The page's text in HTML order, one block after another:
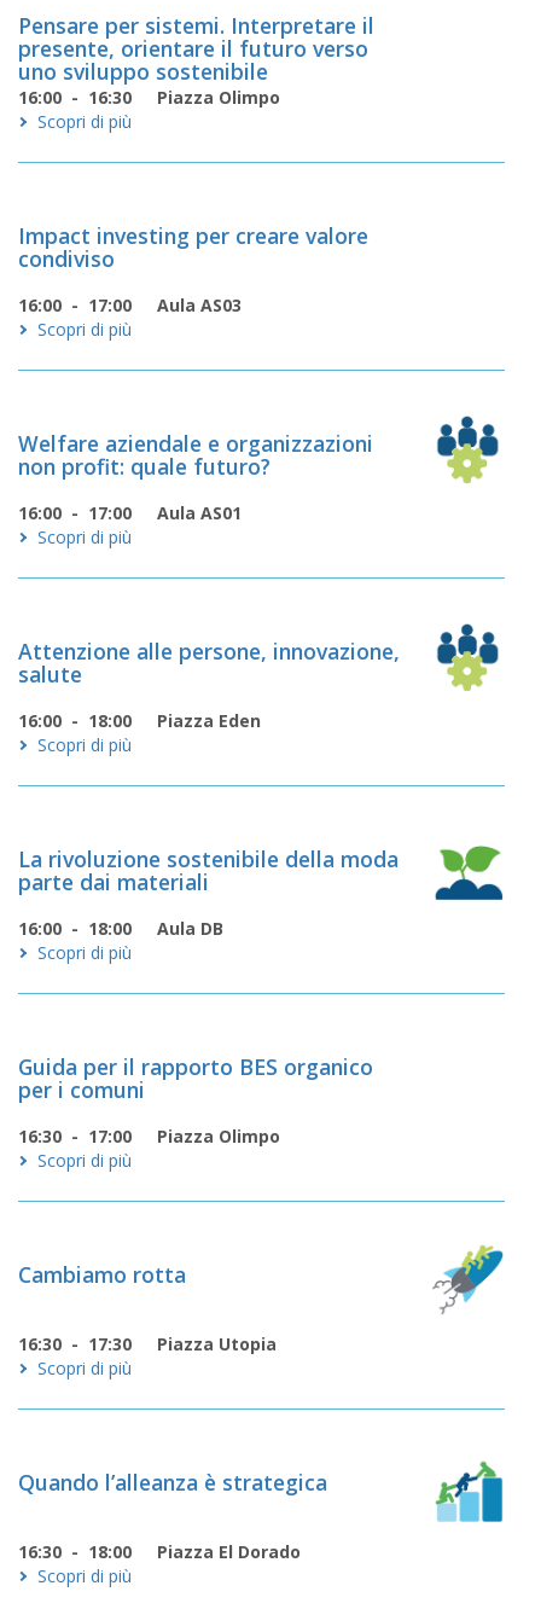
Pensare per sistemi. Interpretare il
presente, orientare il futuro verso
uno sviluppo sostenibile
16:00 - 16:30
Piazza Olimpo
Scopri di più
Impact investing per creare valore
condiviso
16:00 - 17:00
Aula AS03
Scopri di più
Welfare aziendale e organizzazioni
non profit: quale futuro?
16:00 - 17:00
Aula AS01
Scopri di più
Attenzione alle persone, innovazione,
salute
16:00 - 18:00
Piazza Eden
Scopri di più
La rivoluzione sostenibile della moda
parte dai materiali
16:00 - 18:00
Aula DB
Scopri di più
Guida per il rapporto BES organico
per i comuni
16:30 - 17:00
Piazza Olimpo
Scopri di più
Cambiamo rotta
16:30 - 17:30
Piazza Utopia
Scopri di più
Quando l’alleanza è strategica
16:30 - 18:00
Piazza El Dorado
Scopri di più